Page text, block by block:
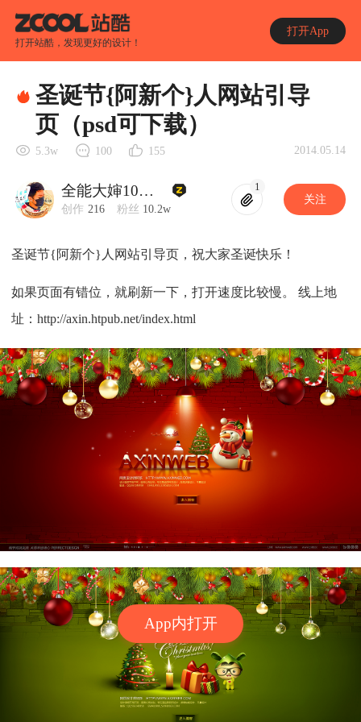
打开站酷，发现更好的设计！
打开App
App内打开
圣诞节{阿新个}人网站引导
页（psd可下载）
5.3w 100 155 2014.05.14
全能大婶10万粉
创作 216 粉丝 10.2w
1
关注
圣诞节{阿新个}人网站引导页，祝大家圣诞快乐！
如果页面有错位，就刷新一下，打开速度比较慢。 线上地
址：http://axin.htpub.net/index.html